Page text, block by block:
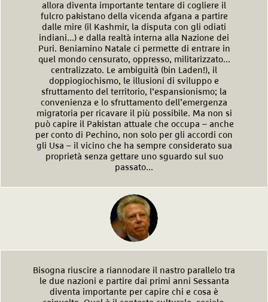
allora diventa importante tentare di cogliere il
fulcro pakistano della vicenda afgana a partire
dalle mire (il Kashmir, la disputa con gli odiati
indiani...) e dalla realtà interna alla Nazione dei
Puri. Beniamino Natale ci permette di entrare in
quel mondo censurato, oppresso, militarizzato...
centralizzato. Le ambiguità (bin Laden!), il
doppiogiochismo, le illusioni di sviluppo e
sfruttamento del territorio, l‘espansionismo; la
convenienza e lo sfruttamento dell’emergenza
migratoria per ricavare il più possibile. Ma non si
può capire il Pakistan attuale che occupa – anche
per conto di Pechino, non solo per gli accordi con
gli Usa – il vicino che ha sempre considerato sua
proprietà senza gettare uno sguardo sul suo
passato...
Bisogna riuscire a riannodare il nastro parallelo tra
le due nazioni e partire dai primi anni Sessanta
diventa importante per capire chi e cosa è